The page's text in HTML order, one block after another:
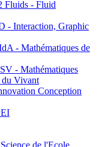
- Fluid
- Interaction, Graphic
- Mathématiques de
- Mathématiques
du Vivant
Conception
de l'Ecole